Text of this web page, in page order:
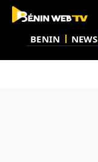
BENIN NEWS